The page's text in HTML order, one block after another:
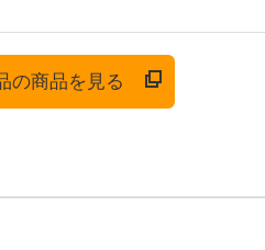
の商品を見る